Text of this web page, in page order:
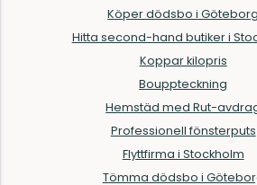
Köper dödsbo i Göteborg
Hitta second-hand butiker i
Koppar kilopris
Bouppteckning
Hemstäd med Rut-
Professionell fönsterputs
Flyttfirma i Stockholm
Tömma dödsbo i